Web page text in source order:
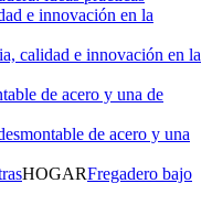
calidad e innovación en la
de acero y una
HOGARFregadero bajo